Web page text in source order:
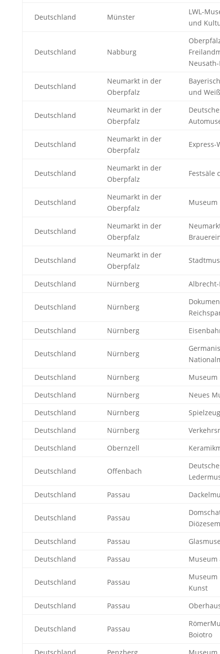
Deutschland Münster
LWL-
und
Deutschland Nabburg
Deutschland
Neumarkt in der
Oberpfalz
und
Deutschland
Neumarkt in der
Oberpfalz
Deutschland
Neumarkt in der
Oberpfalz
Express-
Deutschland
Neumarkt in der
Oberpfalz
Festsäle
Deutschland
Neumarkt in der
Oberpfalz
Museum
Deutschland
Neumarkt in der
Oberpfalz
Deutschland
Neumarkt in der
Oberpfalz
Deutschland Nürnberg
Deutschland Nürnberg
Deutschland
Nürnberg
Deutschland Nürnberg
Deutschland
Nürnberg
Deutschland
Nürnberg
Neues
Deutschland
Nürnberg
Deutschland
Nürnberg
Deutschland
Obernzell
Deutschland Offenbach
Deutschland
Passau
Deutschland Passau
Deutschland
Passau
Deutschland
Passau Museum
Deutschland Passau
Kunst
Deutschland
Passau
Deutschland Passau
Boiotro